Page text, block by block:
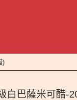
)
白巴薩米可醋-